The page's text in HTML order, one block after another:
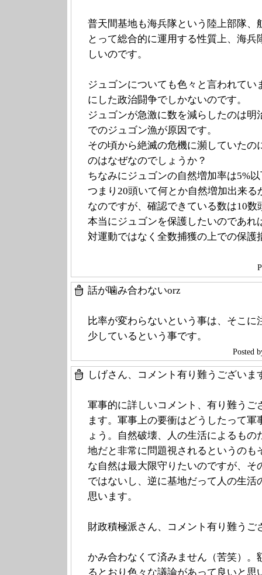
普天間基地も海兵隊という陸上部隊、
とって総合的に運用する性質上、海
しいのです。
ジュゴンについても色々と言われて
にした政治闘争でしかないのです。
ジュゴンが急激に数を減らしたのは
でのジュゴン漁が原因です。
その頃から絶滅の危機に瀕していたの
のはなぜなのでしょうか？
ちなみにジュゴンの自然増加率は5%
つまり20頭いて何とか自然増加出来
なのですが、確認できている数は10
本当にジュゴンを保護したいのであれ
対運動ではなく全数捕獲の上での保護
話が噛み合わないorz
比率が変わらないという事は、そこ
少しているという事です。
Posted
しげさん、コメント有り難うございま
軍事的に詳しいコメント、有り難うご
ます。軍事上の要衝はどうしたって
ょう。自然破壊、人の生活によるも
地だと非常に問題視されるというのも
な自然は最大限守りたいのですが、そ
ではないし、逆に基地だって人の生活
思います。
財政積極派さん、コメント有り難うご
かみ合わなくて済みません（苦笑）。
るとおり色々な議論があって良いと